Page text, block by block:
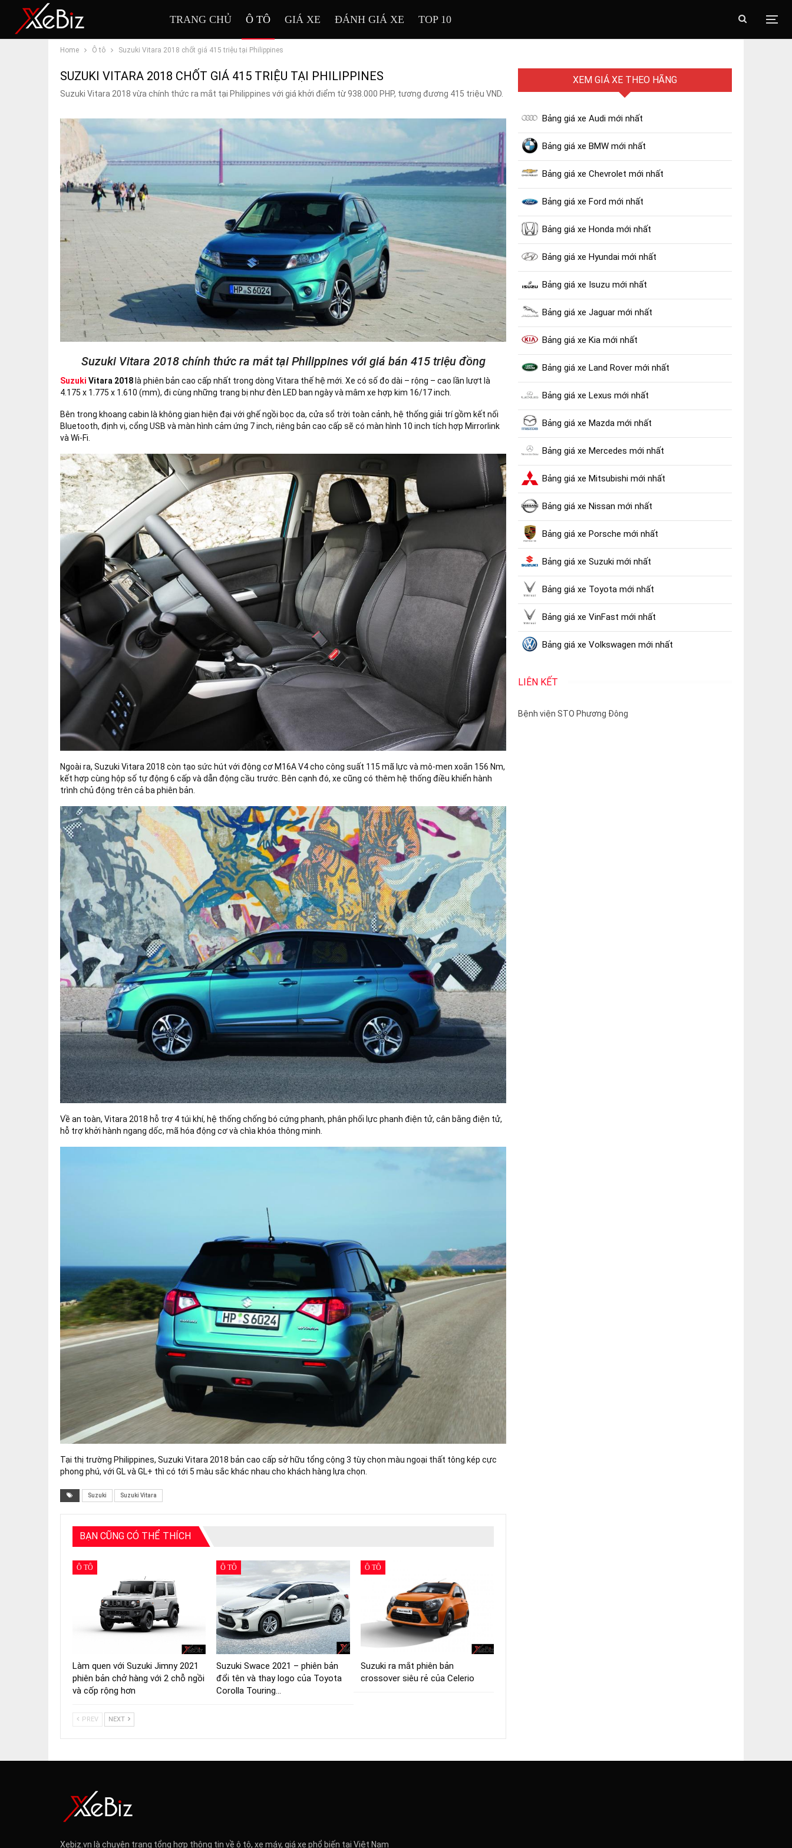
TRANG CHỦ Ô TÔ GIÁ XE ĐÁNH GIÁ XE TOP 10
Home Ô tô Suzuki Vitara 2018 chốt giá 415 triệu tại Philippines
SUZUKI VITARA 2018 CHỐT GIÁ 415 TRIỆU TẠI PHILIPPINES
Suzuki Vitara 2018 vừa chính thức ra mắt tại Philippines với giá khởi điểm từ 938.000 PHP, tương đương 415 triệu VND.
Suzuki Vitara 2018 chính thức ra mắt tại Philippines với giá bán 415 triệu đồng
Suzuki Vitara 2018là phiên bản cao cấp nhất trong dòng Vitara thế hệ mới. Xe có số đo dài – rộng – cao lần lượt là
4.175 x 1.775 x 1.610 (mm), đi cùng những trang bị như đèn LED ban ngày và mâm xe hợp kim 16/17 inch.
Bên trong khoang cabin là không gian hiện đại với ghế ngồi bọc da, cửa sổ trời toàn cảnh, hệ thống giải trí gồm kết nối
Bluetooth, định vị, cổng USB và màn hình cảm ứng 7 inch, riêng bản cao cấp sẽ có màn hình 10 inch tích hợp Mirrorlink
và Wi-Fi.
Ngoài ra, Suzuki Vitara 2018 còn tạo sức hút với động cơ M16A V4 cho công suất 115 mã lực và mô-men xoắn 156 Nm,
kết hợp cùng hộp số tự động 6 cấp và dẫn động cầu trước. Bên cạnh đó, xe cũng có thêm hệ thống điều khiển hành
trình chủ động trên cả ba phiên bản.
Về an toàn, Vitara 2018 hỗ trợ 4 túi khí, hệ thống chống bó cứng phanh, phân phối lực phanh điện tử, cân bằng điện tử,
hỗ trợ khởi hành ngang dốc, mã hóa động cơ và chìa khóa thông minh.
Tại thị trường Philippines, Suzuki Vitara 2018 bản cao cấp sở hữu tổng cộng 3 tùy chọn màu ngoại thất tông kép cực
phong phú, với GL và GL+ thì có tới 5 màu sắc khác nhau cho khách hàng lựa chọn.
Suzuki Suzuki Vitara
BẠN CŨNG CÓ THỂ THÍCH
Ô TÔ
Làm quen với Suzuki Jimny 2021
phiên bản chở hàng với 2 chỗ ngồi
và cốp rộng hơn
Ô TÔ
Suzuki Swace 2021 – phiên bản
đổi tên và thay logo của Toyota
Corolla Touring…
Ô TÔ
Suzuki ra mắt phiên bản
crossover siêu rẻ của Celerio
PREV NEXT
XEM GIÁ XE THEO HÃNG
Bảng giá xe Audi mới nhất
Bảng giá xe BMW mới nhất
Bảng giá xe Chevrolet mới nhất
Bảng giá xe Ford mới nhất
Bảng giá xe Honda mới nhất
Bảng giá xe Hyundai mới nhất
Bảng giá xe Isuzu mới nhất
Bảng giá xe Jaguar mới nhất
Bảng giá xe Kia mới nhất
Bảng giá xe Land Rover mới nhất
Bảng giá xe Lexus mới nhất
Bảng giá xe Mazda mới nhất
Bảng giá xe Mercedes mới nhất
Bảng giá xe Mitsubishi mới nhất
Bảng giá xe Nissan mới nhất
Bảng giá xe Porsche mới nhất
Bảng giá xe Suzuki mới nhất
Bảng giá xe Toyota mới nhất
Bảng giá xe VinFast mới nhất
Bảng giá xe Volkswagen mới nhất
LIÊN KẾT
Bệnh viện STO Phương Đông
Xebiz.vn là chuyên trang tổng hợp thông tin về ô tô, xe máy, giá xe phổ biến tại Việt Nam